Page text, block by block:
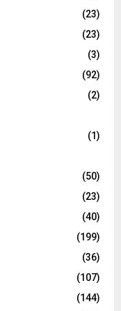
(23)
(23)
(3)
(92)
(2)
(1)
(50)
(23)
(40)
(199)
(36)
(107)
(144)